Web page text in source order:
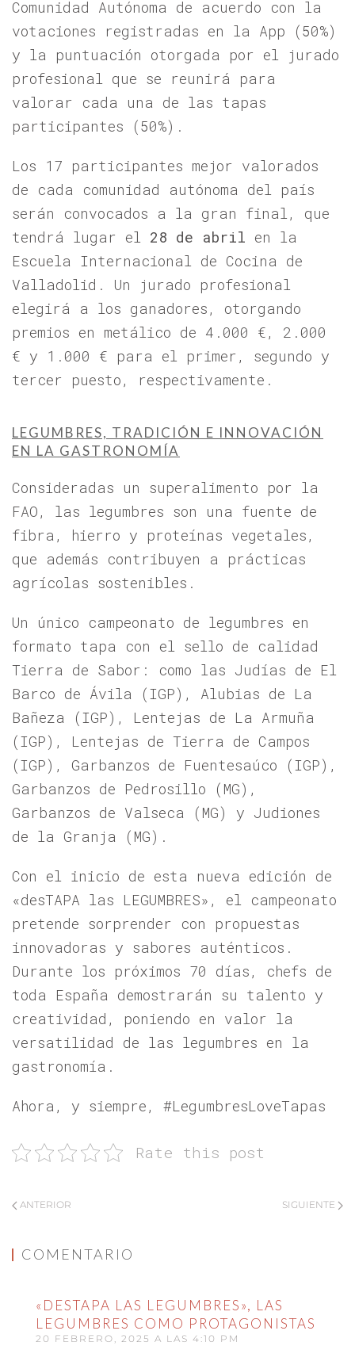
Comunidad Autónoma de acuerdo con la
votaciones registradas en la App (50%)
y la puntuación otorgada por el jurado
profesional que se reunirá para
valorar cada una de las tapas
participantes (50%).
Los 17 participantes mejor valorados
de cada comunidad autónoma del país
serán convocados a la gran final, que
tendrá lugar el 28 de abril en la
Escuela Internacional de Cocina de
Valladolid. Un jurado profesional
elegirá a los ganadores, otorgando
premios en metálico de 4.000 €, 2.000
€ y 1.000 € para el primer, segundo y
tercer puesto, respectivamente.
LEGUMBRES, TRADICIÓN E INNOVACIÓN
EN LA GASTRONOMÍA
Consideradas un superalimento por la
FAO, las legumbres son una fuente de
fibra, hierro y proteínas vegetales,
que además contribuyen a prácticas
agrícolas sostenibles.
Un único campeonato de legumbres en
formato tapa con el sello de calidad
Tierra de Sabor: como las Judías de El
Barco de Ávila (IGP), Alubias de La
Bañeza (IGP), Lentejas de La Armuña
(IGP), Lentejas de Tierra de Campos
(IGP), Garbanzos de Fuentesaúco (IGP),
Garbanzos de Pedrosillo (MG),
Garbanzos de Valseca (MG) y Judiones
de la Granja (MG).
Con el inicio de esta nueva edición de
«desTAPA las LEGUMBRES», el campeonato
pretende sorprender con propuestas
innovadoras y sabores auténticos.
Durante los próximos 70 días, chefs de
toda España demostrarán su talento y
creatividad, poniendo en valor la
versatilidad de las legumbres en la
gastronomía.
Ahora, y siempre, #LegumbresLoveTapas
Rate this post
ANTERIOR SIGUIENTE
COMENTARIO
«DESTAPA LAS LEGUMBRES», LAS
LEGUMBRES COMO PROTAGONISTAS
20 FEBRERO, 2025 A LAS 4:10 PM